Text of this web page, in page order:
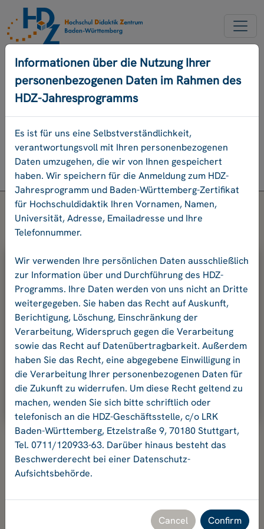
NEW ACCOUNT
FORGOT OUR PASSWORD
DEUTSCH
Program
Login
Please enter your e-mail address and
your password.
E-mail address
Password:
Ok
Hochschuldidaktikzentrum Baden-Württemberg
Etzelstraße 9, 70180 Stuttgart, Tel. +49 711 120933-63,
Informationen über die Nutzung Ihrer
personenbezogenen Daten im Rahmen des
HDZ-Jahresprogramms
Es ist für uns eine Selbstverständlichkeit,
verantwortungsvoll mit Ihren personenbezogenen
Daten umzugehen, die wir von Ihnen gespeichert
haben. Wir speichern für die Anmeldung zum HDZ-
Jahresprogramm und Baden-Württemberg-Zertifikat
für Hochschuldidaktik Ihren Vornamen, Namen,
Universität, Adresse, Emailadresse und Ihre
Telefonnummer.
Wir verwenden Ihre persönlichen Daten ausschließlich
zur Information über und Durchführung des HDZ-
Programms. Ihre Daten werden von uns nicht an Dritte
weitergegeben. Sie haben das Recht auf Auskunft,
Berichtigung, Löschung, Einschränkung der
Verarbeitung, Widerspruch gegen die Verarbeitung
sowie das Recht auf Datenübertragbarkeit. Außerdem
haben Sie das Recht, eine abgegebene Einwilligung in
die Verarbeitung Ihrer personenbezogenen Daten für
die Zukunft zu widerrufen. Um diese Recht geltend zu
machen, wenden Sie sich bitte schriftlich oder
telefonisch an die HDZ-Geschäftsstelle, c/o LRK
Baden-Württemberg, Etzelstraße 9, 70180 Stuttgart,
Tel. 0711/120933-63. Darüber hinaus besteht das
Beschwerderecht bei einer Datenschutz-
Aufsichtsbehörde.
Cancel Confirm